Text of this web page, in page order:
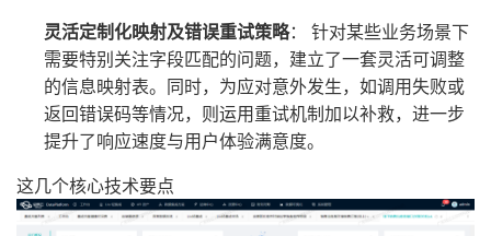
灵活定制化映射及错误重试策略： 针对某些业务场景下
需要特别关注字段匹配的问题，建立了一套灵活可调整
的信息映射表。同时，为应对意外发生，如调用失败或
返回错误码等情况，则运用重试机制加以补救，进一步
提升了响应速度与用户体验满意度。
这几个核心技术要点